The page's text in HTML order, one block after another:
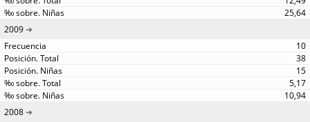
25,64
2009
10
38
15
5,17
10,94
2008